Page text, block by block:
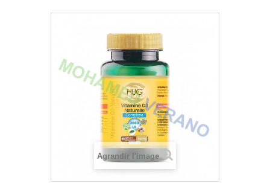
Agrandir l'image